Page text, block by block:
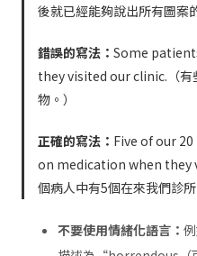
後就已經能夠說出所有圖案
錯誤的寫法： Some
they visited our clinic.（有
物。）
正確的寫法： Five of our
on medication when they
個病人中有5個在來我們診
不要使用情緒化語言：